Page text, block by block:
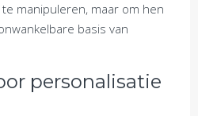
manipuleren, maar om hen
basis van
personalisatie